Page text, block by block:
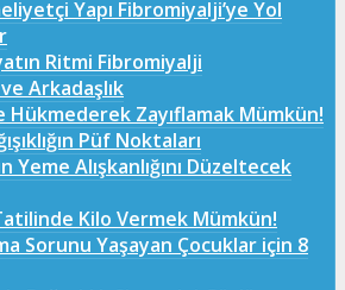
Yapı Fibromiyalji’ye Yol
Ritmi Fibromiyalji
Arkadaşlık
Hükmederek Zayıflamak Mümkün!
Püf Noktaları
Yeme Alışkanlığını Düzeltecek
Kilo Vermek Mümkün!
Sorunu Yaşayan Çocuklar için 8